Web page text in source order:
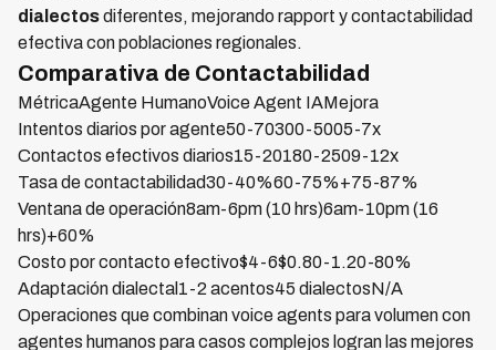
dialectosdiferentes, mejorando rapport y contactabilidad
efectiva con poblaciones regionales.
Comparativa de Contactabilidad
MétricaAgente HumanoVoice Agent IAMejora
Intentos diarios por agente50-70300-5005-7x
Contactos efectivos diarios15-20180-2509-12x
Tasa de contactabilidad30-40%60-75%+75-87%
Ventana de operación8am-6pm (10 hrs)6am-10pm (16
hrs)+60%
Costo por contacto efectivo$4-6$0.80-1.20-80%
Adaptación dialectal1-2 acentos45 dialectosN/A
Operaciones que combinan voice agents para volumen con
agentes humanos para casos complejos logran las mejores